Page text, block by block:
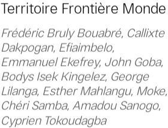
Territoire Frontière Monde
Frédéric Bruly Bouabré, Callixte
Dakpogan, Efiaimbelo,
Emmanuel Ekefrey, John Goba,
Bodys Isek Kingelez, George
Lilanga, Esther Mahlangu, Moke,
Chéri Samba, Amadou Sanogo,
Cyprien Tokoudagba